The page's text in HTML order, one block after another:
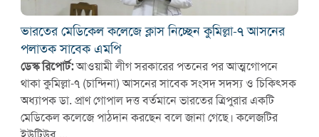
ভারতের মেডিকেল কলেজে ক্লাস নিচ্ছেন কুমিল্লা-৭ আসনের
পলাতক সাবেক এমপি
ডেস্ক রিপোর্ট:আওয়ামী লীগ সরকারের পতনের পর আত্মগোপনে
থাকা কুমিল্লা-৭ (চান্দিনা) আসনের সাবেক সংসদ সদস্য ও চিকিৎসক
অধ্যাপক ডা. প্রাণ গোপাল দত্ত বর্তমানে ভারতের ত্রিপুরার একটি
মেডিকেল কলেজে পাঠদান করছেন বলে জানা গেছে। কলেজটির